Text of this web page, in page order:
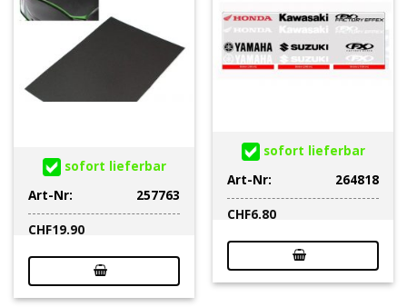
sofort lieferbar
Art-Nr:
257763
CHF19.90
sofort lieferbar
Art-Nr:
264818
CHF6.80